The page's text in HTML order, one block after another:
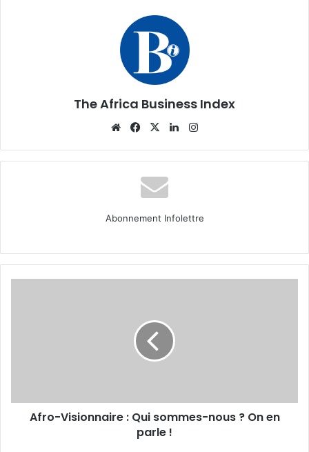
The Africa Business Index
WebsiteFacebook
X Linkedin
Abonnement Infolettre
en
parleAfro-Visionnaire : Qui sommes-nous ? On en
parle !